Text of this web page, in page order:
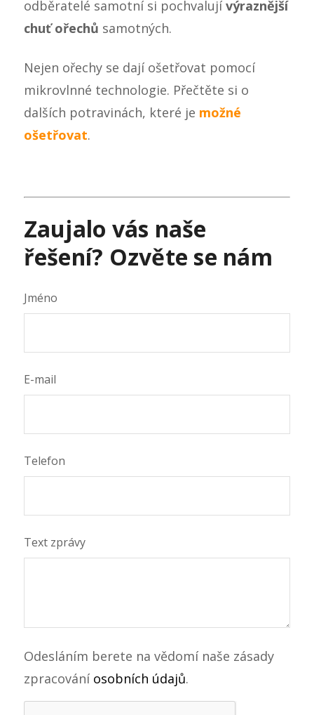
odběratelé samotní si pochvalují výraznější
chuť ořechů samotných.
Nejen ořechy se dají ošetřovat pomocí
mikrovlnné technologie. Přečtěte si o
dalších potravinách, které je možné
ošetřovat.
Zaujalo vás naše
řešení? Ozvěte se nám
Jméno
E-mail
Telefon
Text zprávy
Odesláním berete na vědomí naše zásady
zpracování osobních údajů.